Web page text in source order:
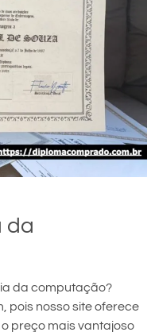
da
da computação?
pois nosso site oferece
preço mais vantajoso